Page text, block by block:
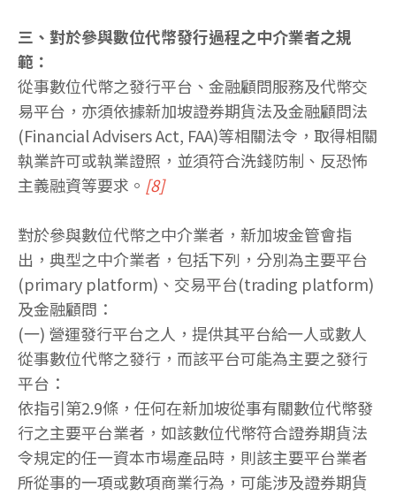
三、對於參與數位代幣發行過程之中介業者之規
範：
從事數位代幣之發行平台、金融顧問服務及代幣交
易平台，亦須依據新加坡證券期貨法及金融顧問法
(Financial Advisers Act, FAA)等相關法令，取得相關
執業許可或執業證照，並須符合洗錢防制、反恐怖
主義融資等要求。 [8]
對於參與數位代幣之中介業者，新加坡金管會指
出，典型之中介業者，包括下列，分別為主要平台
(primary platform)、交易平台(trading platform)
及金融顧問：
(一) 營運發行平台之人，提供其平台給一人或數人
從事數位代幣之發行，而該平台可能為主要之發行
平台：
依指引第2.9條，任何在新加坡從事有關數位代幣發
行之主要平台業者，如該數位代幣符合證券期貨法
令規定的任一資本市場產品時，則該主要平台業者
所從事的一項或數項商業行為，可能涉及證券期貨